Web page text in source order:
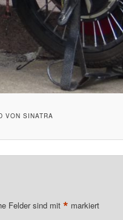
VON SINATRA
Felder sind mit * markiert